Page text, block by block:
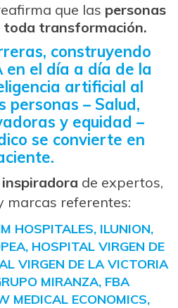
que las personas
toda transformación.
construyendo
en el día a día de la
artificial al
personas – Salud,
y equidad –
se convierte en
de expertos,
marcas referentes:
HOSPITALES, ILUNION,
HOSPITAL VIRGEN DE
VIRGEN DE LA VICTORIA
MIRANZA, FBA
MEDICAL ECONOMICS,